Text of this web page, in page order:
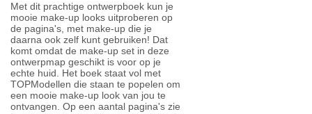
Met dit prachtige ontwerpboek kun je
mooie make-up looks uitproberen op
de pagina's, met make-up die je
daarna ook zelf kunt gebruiken! Dat
komt omdat de make-up set in deze
ontwerpmap geschikt is voor op je
echte huid. Het boek staat vol met
TOPModellen die staan te popelen om
een mooie make-up look van jou te
ontvangen. Op een aantal pagina's zie